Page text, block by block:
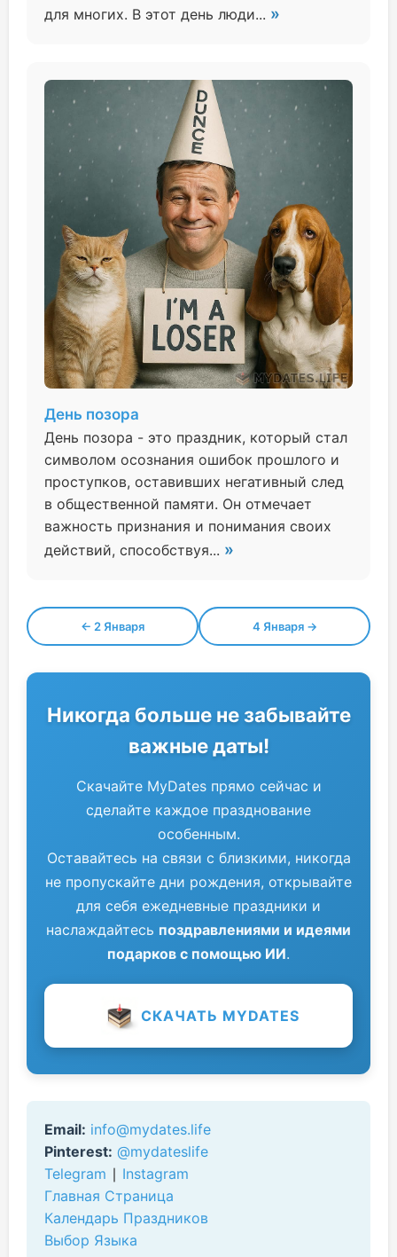
для многих. В этот день люди... »
День позора
День позора - это праздник, который стал
символом осознания ошибок прошлого и
проступков, оставивших негативный след
в общественной памяти. Он отмечает
важность признания и понимания своих
действий, способствуя... »
← 2 Января 4 Января →
Никогда больше не забывайте
важные даты!
Скачайте MyDates прямо сейчас и
сделайте каждое празднование
особенным.
Оставайтесь на связи с близкими, никогда
не пропускайте дни рождения, открывайте
для себя ежедневные праздники и
наслаждайтесь поздравлениями и идеями
подарков с помощью ИИ.
СКАЧАТЬ MYDATES
Email: info@mydates.life
Pinterest: @mydateslife
Telegram ∣ Instagram
Главная Страница
Календарь Праздников
Выбор Языка